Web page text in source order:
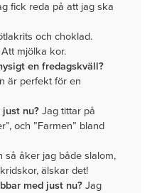
fick reda på att jag ska
och choklad.
Att mjölka kor.
en fredagskväll?
är perfekt för en
nu? Jag tittar på
och ”Farmen” bland
så åker jag både slalom,
älskar det!
med just nu? Jag